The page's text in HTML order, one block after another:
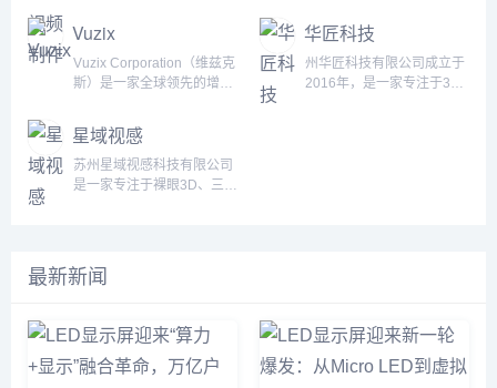
领先的技术优势，公司以创
新为核心，开创了一系列突
破传统屏幕边界的裸眼3D解
3D裸眼3D技术是一种无需
佩戴辅助设备，即可直接观
看立体影像的创新科技。通
的技术团队...
和任何设备上。通过先进的
显示光学技术和软件创新，
Leia让3D技术无需佩戴眼镜
即可在日常生活中实现。公
Vuzix
Vuzix Corporation（维兹克
斯）是一家全球领先的增强
术公司，总部位于美国纽约
州，专注于设计、开发和销
售增强现实眼镜和智能眼镜
设备。自成立以来，Vuzix
技术在各个行业的应用，包
括制造、物流、医疗、娱
其先进的光学显示技术、紧
凑的设计、长时间的电池续
航以及与AR...
华匠科技
州华匠科技有限公司成立于
2016年，是一家专注于3D
智慧城市、石油化工、水利
水电、虚拟展厅、医学医
疗、虚拟演播室、数字人、
星域视感
苏州星域视感科技有限公司
是一家专注于裸眼3D、三维
经验和卓越的创意团队，为
客户提供从策划到实现的一
户带来震撼的沉浸式视觉体
验。我们的业务涵盖了裸眼
3D制作、动漫游戏开发、摄
最新新闻